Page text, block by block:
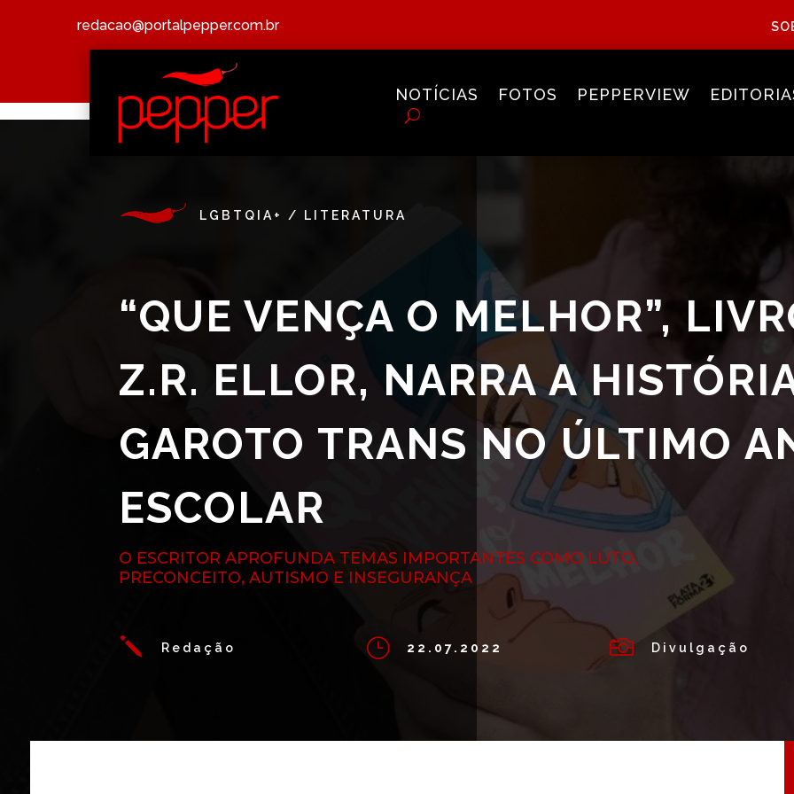
redacao@portalpepper.com.br
NOTÍCIAS FOTOS PEPPERVIEW
LGBTQIA+ / LITERATURA
“QUE VENÇA O MELHOR”,
Z.R. ELLOR, NARRA A
GAROTO TRANS NO ÚLTIMO
ESCOLAR
O ESCRITOR APROFUNDA TEMAS IMPORTANTES COMO LUTO,
PRECONCEITO, AUTISMO E INSEGURANÇA
j Redação } 22.07.2022  Divulgação